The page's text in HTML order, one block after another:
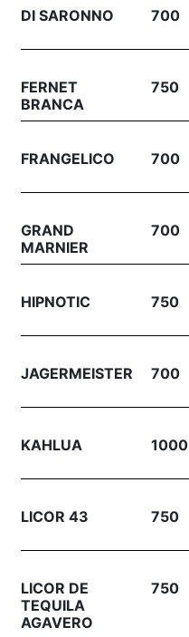
DI SARONNO 700
FERNET
BRANCA
750
FRANGELICO 700
GRAND
MARNIER
700
HIPNOTIC 750
JAGERMEISTER 700
KAHLUA 1000
LICOR 43 750
LICOR DE
TEQUILA
AGAVERO
750